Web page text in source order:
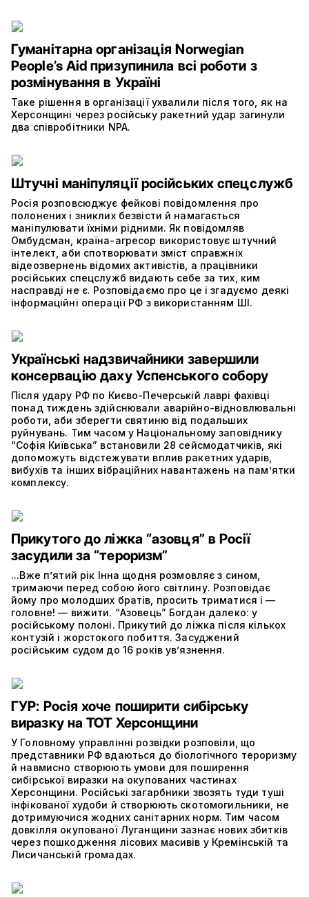
Гуманітарна організація Norwegian
People’s Aid призупинила всі роботи з
розмінування в Україні
Таке рішення в організації ухвалили після того, як на
Херсонщині через російську ракетний удар загинули
два співробітники NPA.
Штучні маніпуляції російських спецслужб
Росія розповсюджує фейкові повідомлення про
полонених і зниклих безвісти й намагається
маніпулювати їхніми рідними. Як повідомляв
Омбудсман, країна-агресор використовує штучний
інтелект, аби спотворювати зміст справжніх
відеозвернень відомих активістів, а працівники
російських спецслужб видають себе за тих, ким
насправді не є. Розповідаємо про це і згадуємо деякі
інформаційні операції РФ з використанням ШІ.
Українські надзвичайники завершили
консервацію даху Успенського собору
Після удару РФ по Києво-Печерській лаврі фахівці
понад тиждень здійснювали аварійно-відновлювальні
роботи, аби зберегти святиню від подальших
руйнувань. Тим часом у Національному заповіднику
“Софія Київська” встановили 28 сейсмодатчиків, які
допоможуть відстежувати вплив ракетних ударів,
вибухів та інших вібраційних навантажень на пам’ятки
комплексу.
Прикутого до ліжка “азовця” в Росії
засудили за “тероризм”
...Вже п’ятий рік Інна щодня розмовляє з сином,
тримаючи перед собою його світлину. Розповідає
йому про молодших братів, просить триматися і —
головне! — вижити. “Азовець” Богдан далеко: у
російському полоні. Прикутий до ліжка після кількох
контузій і жорстокого побиття. Засуджений
російським судом до 16 років ув’язнення.
ГУР: Росія хоче поширити сибірську
виразку на ТОТ Херсонщини
У Головному управлінні розвідки розповіли, що
представники РФ вдаються до біологічного тероризму
й навмисно створюють умови для поширення
сибірської виразки на окупованих частинах
Херсонщини. Російські загарбники звозять туди туші
інфікованої худоби й створюють скотомогильники, не
дотримуючися жодних санітарних норм. Тим часом
довкілля окупованої Луганщини зазнає нових збитків
через пошкодження лісових масивів у Кремінській та
Лисичанській громадах.